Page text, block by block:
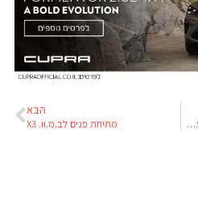
תערוכת ז'נבה 2014 – מהדורה מתעדכנת
הבא
מתיחת פנים לב.מ.וו. X3